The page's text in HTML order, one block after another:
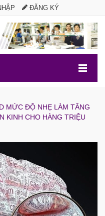
ĐĂNG KÝ
.
MỨC ĐỘ NHẸ LÀM TĂNG
KINH CHO HÀNG TRIỆU